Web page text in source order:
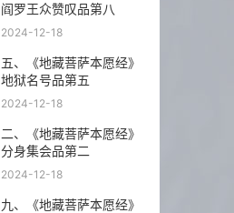
阎罗王众赞叹品第八
2024-12-18
五、《地藏菩萨本愿经》
地狱名号品第五
2024-12-18
二、《地藏菩萨本愿经》
分身集会品第二
2024-12-18
九、《地藏菩萨本愿经》